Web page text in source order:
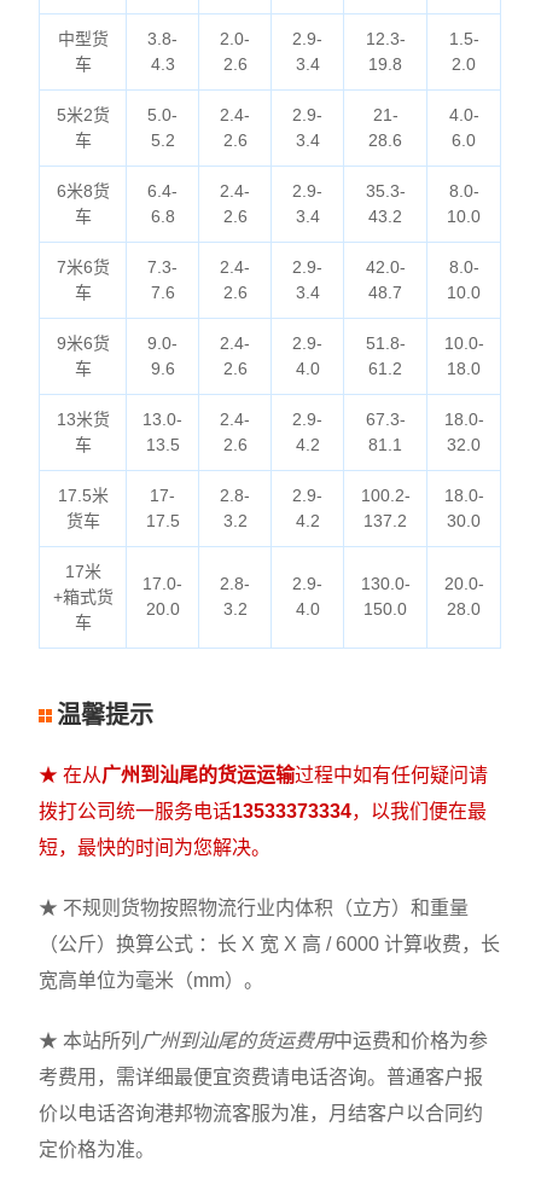
中型货
车
3.8-
4.3
2.0-
2.6
2.9-
3.4
12.3-
19.8
1.5-
2.0
5米2货
车
5.0-
5.2
2.4-
2.6
2.9-
3.4
21-
28.6
4.0-
6.0
6米8货
车
6.4-
6.8
2.4-
2.6
2.9-
3.4
35.3-
43.2
8.0-
10.0
7米6货
车
7.3-
7.6
2.4-
2.6
2.9-
3.4
42.0-
48.7
8.0-
10.0
9米6货
车
9.0-
9.6
2.4-
2.6
2.9-
4.0
51.8-
61.2
10.0-
18.0
13米货
车
13.0-
13.5
2.4-
2.6
2.9-
4.2
67.3-
81.1
18.0-
32.0
17.5米
货车
17-
17.5
2.8-
3.2
2.9-
4.2
100.2-
137.2
18.0-
30.0
17米
+箱式货
车
17.0-
20.0
2.8-
3.2
2.9-
4.0
130.0-
150.0
20.0-
28.0
温馨提示
★ 在从广州到汕尾的货运运输过程中如有任何疑问请
拨打公司统一服务电话13533373334，以我们便在最
短，最快的时间为您解决。
★ 不规则货物按照物流行业内体积（立方）和重量
（公斤）换算公式 ：长 X 宽 X 高 / 6000 计算收费，长
宽高单位为毫米（mm）。
★ 本站所列 广州到汕尾的货运费用中运费和价格为参
考费用，需详细最便宜资费请电话咨询。普通客户报
价以电话咨询港邦物流客服为准，月结客户以合同约
定价格为准。